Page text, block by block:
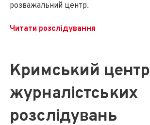
розважальний центр.
Читати розслідування
Кримський центр
журналістських
розслідувань